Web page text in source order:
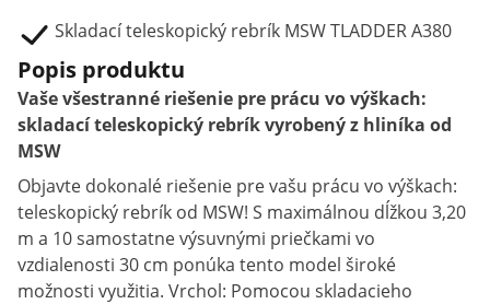
Skladací teleskopický rebrík MSW TLADDER A380
Popis produktu
Vaše všestranné riešenie pre prácu vo výškach:
skladací teleskopický rebrík vyrobený z hliníka od
MSW
Objavte dokonalé riešenie pre vašu prácu vo výškach:
teleskopický rebrík od MSW! S maximálnou dĺžkou 3,20
m a 10 samostatne výsuvnými priečkami vo
vzdialenosti 30 cm ponúka tento model široké
možnosti využitia. Vrchol: Pomocou skladacieho